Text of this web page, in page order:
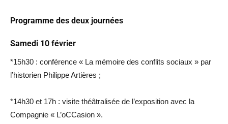
Programme des deux journées
Samedi 10 février
*15h30 : conférence « La mémoire des conflits sociaux » par
l’historien Philippe Artières ;
*14h30 et 17h : visite théâtralisée de l’exposition avec la
Compagnie « L’oCCasion ».